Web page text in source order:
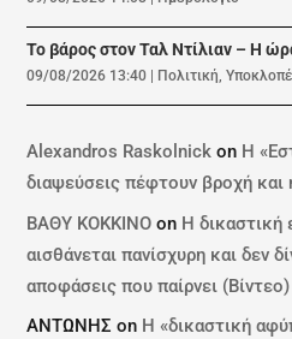
Το βάρος στον Ταλ Ντίλιαν – Η
09/08/2026 13:40 Πολιτική,
Alexandros Raskolnick on Η
διαψεύσεις πέφτουν βροχή και
ΒΑΘΥ ΚΟΚΚΙΝΟ on Η δικαστική
αισθάνεται πανίσχυρη και δεν
αποφάσεις που παίρνει (Βίντεο)
ΑΝΤΩΝΗΣ on Η «δικαστική